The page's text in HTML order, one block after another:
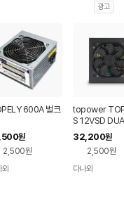
광고
600A 벌크
원
2,500원
와
topower
S 12VSD
WER 벌크
32,200원
2,500원
다나와